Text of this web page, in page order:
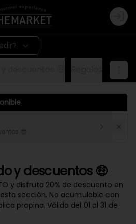
Login
😎
y descuentos 🤑
y disfruta 20% de descuento en
sección. No acumulable con
propina. Válido del 01 al 31 de